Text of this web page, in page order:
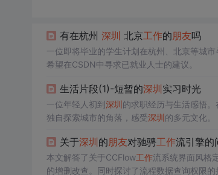
有在杭州 深圳 北京工作的朋友吗
一位即将毕业的学生计划在杭州、北京等城市
希望在CSDN中寻求已就业人士的建议。
生活片段(1)-短暂的深圳 实习时光
一位年轻人初到深圳的求职经历与生活感悟
独自探索城市的角落，感受深圳的多元文化。
关于深圳 的朋友对驰骋工作流引擎的
本文解答了关于CCFlow工作流系统界面风格
的增删改查。同时探讨了流程数据查询权限的